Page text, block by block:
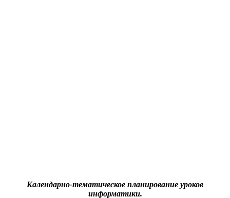
Календарно-тематическое планирование уроков
информатики.